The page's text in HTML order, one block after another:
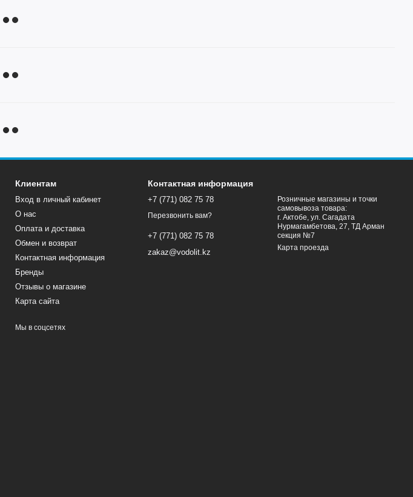
Клиентам
Вход в личный кабинет
О нас
Оплата и доставка
Обмен и возврат
Контактная информация
Бренды
Отзывы о магазине
Карта сайта
Мы в соцсетях
Контактная информация
+7 (771) 082 75 78
Перезвонить вам?
+7 (771) 082 75 78
zakaz@vodolit.kz
Розничные магазины и точки
самовывоза товара:
г. Актобе, ул. Сагадата
Нурмагамбетова, 27, ТД Арман
секция №7
Карта проезда